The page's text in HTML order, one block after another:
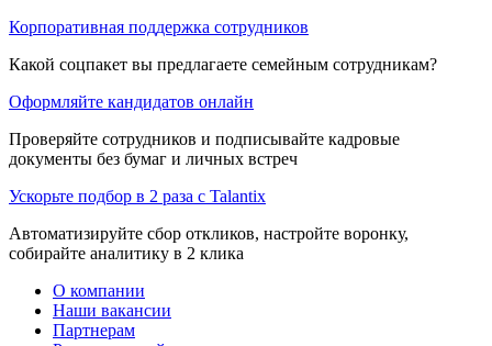
Корпоративная поддержка сотрудников
Какой соцпакет вы предлагаете семейным сотрудникам?
Оформляйте кандидатов онлайн
Проверяйте сотрудников и подписывайте кадровые
документы без бумаг и личных встреч
Ускорьте подбор в 2 раза с Talantix
Автоматизируйте сбор откликов, настройте воронку,
собирайте аналитику в 2 клика
О компании
Наши вакансии
Партнерам